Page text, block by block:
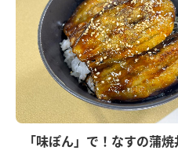
「味ぽん」で！なすの蒲焼